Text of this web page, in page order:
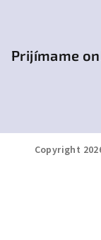
Prijímame
Copyright